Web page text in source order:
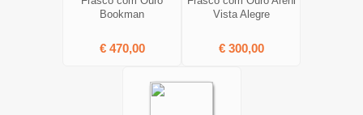
Bookman
€ 470,00
Vista Alegre
€ 300,00